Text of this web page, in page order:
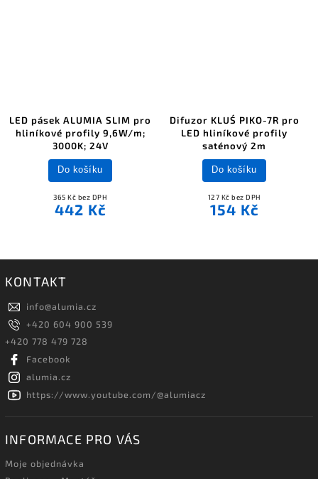
LED pásek ALUMIA SLIM pro
hliníkové profily 9,6W/m;
3000K; 24V
365 Kč bez DPH
442 Kč
Do košíku
Difuzor KLUŚ PIKO-7R pro
LED hliníkové profily
saténový 2m
127 Kč bez DPH
154 Kč
Do košíku
KONTAKT
info@alumia.cz
+420 604 900 539
+420 778 479 728
Facebook
alumia.cz
https://www.youtube.com/@alumiacz
INFORMACE PRO VÁS
Moje objednávka